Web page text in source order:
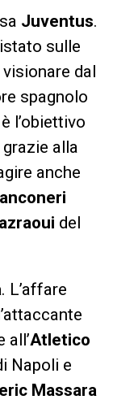
Juventus.
sulle
dal
spagnolo
l’obiettivo
alla
anche
del
. L’affare
all’Atletico
Napoli e
Massara